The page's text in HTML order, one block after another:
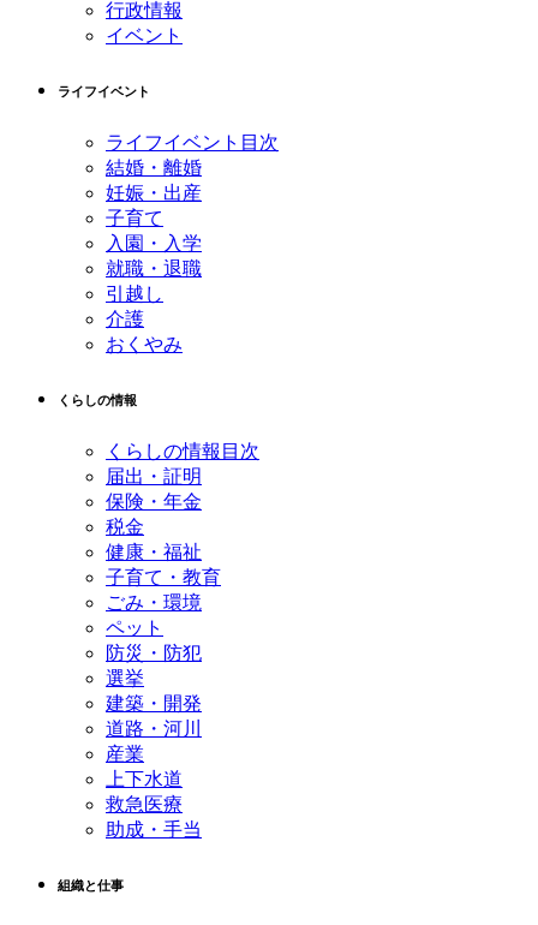
行政情報
イベント
ライフイベント
ライフイベント目次
結婚・離婚
妊娠・出産
子育て
入園・入学
就職・退職
引越し
介護
おくやみ
くらしの情報
くらしの情報目次
届出・証明
保険・年金
税金
健康・福祉
子育て・教育
ごみ・環境
ペット
防災・防犯
選挙
建築・開発
道路・河川
産業
上下水道
救急医療
助成・手当
組織と仕事